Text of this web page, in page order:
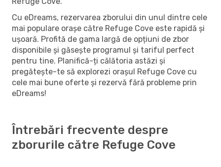
Cu eDreams, rezervarea zborului din unul dintre cele
mai populare orașe către Refuge Cove este rapidă și
ușoară. Profită de gama largă de opțiuni de zbor
disponibile și găsește programul și tariful perfect
pentru tine. Planifică-ți călătoria astăzi și
pregătește-te să explorezi orașul Refuge Cove cu
cele mai bune oferte și rezervă fără probleme prin
eDreams!
Întrebări frecvente despre
zborurile către Refuge Cove